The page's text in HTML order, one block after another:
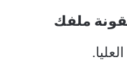
ملفك